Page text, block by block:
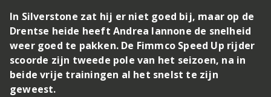
In Silverstone zat hij er niet goed bij, maar op de
Drentse heide heeft Andrea Iannone de snelheid
weer goed te pakken. De Fimmco Speed Up rijder
scoorde zijn tweede pole van het seizoen, na in
beide vrije trainingen al het snelst te zijn
geweest.